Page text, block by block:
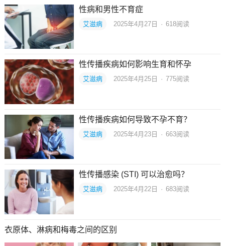
性病和男性不育症
艾滋病 2025年4月27日 · 618阅读
性传播疾病如何影响生育和怀孕
艾滋病 2025年4月25日 · 775阅读
性传播疾病如何导致不孕不育？
艾滋病 2025年4月23日 · 663阅读
性传播感染 (STI) 可以治愈吗？
艾滋病 2025年4月22日 · 683阅读
衣原体、淋病和梅毒之间的区别